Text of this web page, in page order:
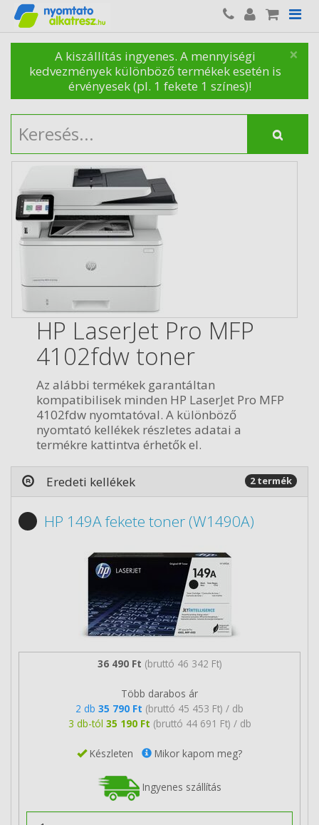
×
A kiszállítás ingyenes. A mennyiségi
kedvezmények különböző termékek esetén is
érvényesek (pl. 1 fekete 1 színes)!
HP LaserJet Pro MFP
4102fdw toner
Az alábbi termékek garantáltan
kompatibilisek minden HP LaserJet Pro MFP
4102fdw nyomtatóval. A különböző
nyomtató kellékek részletes adatai a
termékre kattintva érhetők el.
Eredeti kellékek 2 termék
HP 149A fekete toner (W1490A)
36 490 Ft (bruttó 46 342 Ft)
Több darabos ár
2 db 35 790 Ft (bruttó 45 453 Ft) / db
3 db-tól 35 190 Ft (bruttó 44 691 Ft) / db
Készleten Mikor kapom meg?
Ingyenes szállítás